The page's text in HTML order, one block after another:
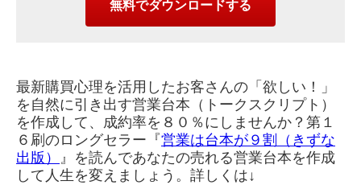
最新購買心理を活用したお客さんの「欲しい！」
を自然に引き出す営業台本（トークスクリプト）
を作成して、成約率を８０％にしませんか？第１
６刷のロングセラー『営業は台本が９割（きずな
出版） 』を読んであなたの売れる営業台本を作成
して人生を変えましょう。詳しくは↓